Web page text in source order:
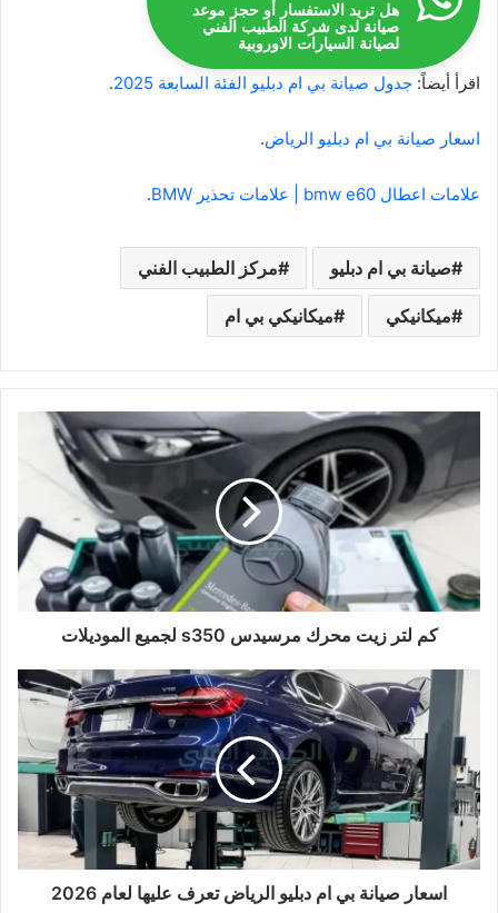
هل تريد الاستفسار أو حجز موعد
صيانة لدى شركة الطبيب الفني
لصيانة السيارات الاوروبية
اقرأ أيضاً: جدول صيانة بي ام دبليو الفئة السابعة 2025 .
اسعار صيانة بي ام دبليو الرياض.
علامات اعطال bmw e60 | علامات تحذير BMW .
صيانة بي ام دبليو مركز الطبيب الفني
ميكانيكي ميكانيكي بي ام
محرك
مرسيدس
الموديلات
كم لتر زيت محرك مرسيدس s350 لجميع الموديلات
اسعار
صيانة
دبليو
الرياض
تعرف
عليها
لعام
2026اسعار صيانة بي ام دبليو الرياض تعرف عليها لعام 2026